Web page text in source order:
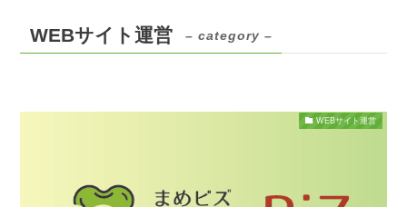
WEBサイト運営 – category –
WEBサイト運営